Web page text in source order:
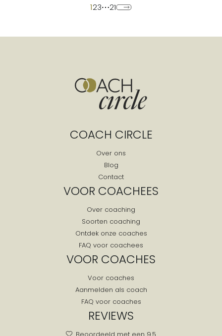
123 21
COACH CIRCLE
Over ons
Blog
Contact
VOOR COACHEES
Over coaching
Soorten coaching
Ontdek onze coaches
FAQ voor coachees
VOOR COACHES
Voor coaches
Aanmelden als coach
FAQ voor coaches
REVIEWS